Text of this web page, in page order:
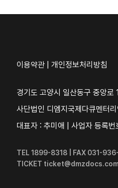
이용약관 개인정보처리방침
경기도 고양시 일산동구 중앙
사단법인 디엠지국제다큐멘터
대표자 : 추미애 | 사업자 등록
TEL 1899-8318 | FAX 031-
TICKET